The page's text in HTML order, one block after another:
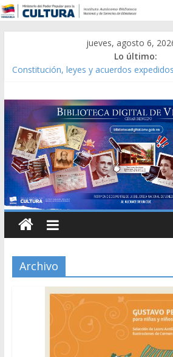
jueves, agosto 6,
Lo último:
Constitución, leyes y acuerdos
Modesta Bor Sánchez [material gráfico]
Gaceta Oficial de la República de
Caracas 09 de marzo de 2006 N° 38.394
Catálogo temático de obras de
Archivo